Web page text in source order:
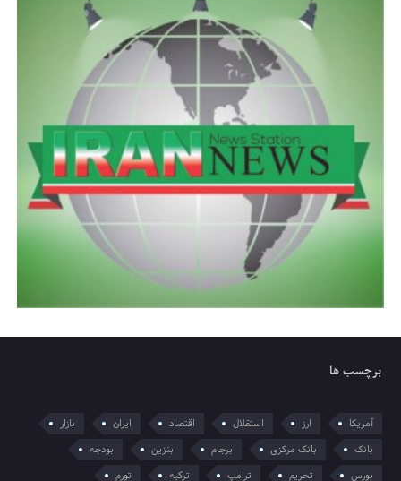
برچسب ها
آمریکا ارز استقلال اقتصاد ایران
بازار
بانک
بانک مرکزی برجام بنزین
بودجه
بورس
تحریم ترامپ ترکیه تورم